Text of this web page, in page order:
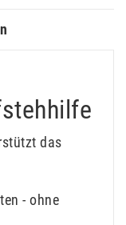
das
- ohne